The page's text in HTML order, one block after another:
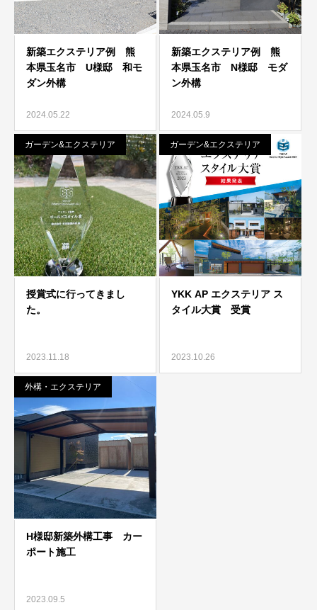
2024.05.22 2024.05.9
ガーデン&エクステリア
2023.11.18
ガーデン&エクステリア
2023.10.26
外構・エクステリア
2023.09.5